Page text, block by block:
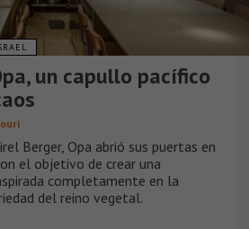
un capullo pacífico
Berger, Opa abrió sus puertas en
el objetivo de crear una
completamente en la
del reino vegetal.